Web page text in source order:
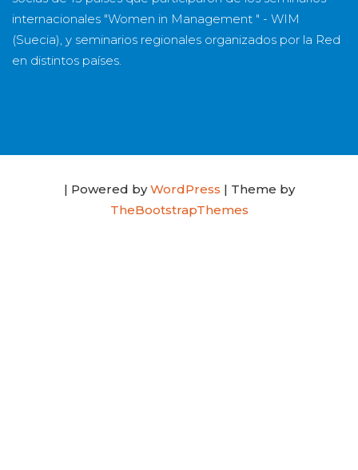
internacionales "Women in Management " - WIM
(Suecia), y seminarios regionales organizados por la Red
en distintos países.
| Powered byWordPress | Theme by
TheBootstrapThemes